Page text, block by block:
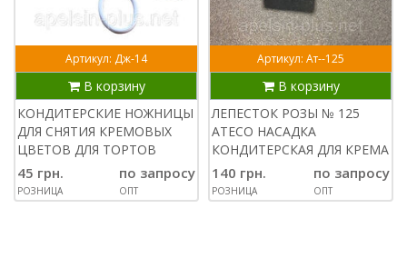
Артикул: Дж-14
В корзину
КОНДИТЕРСКИЕ НОЖНИЦЫ
ДЛЯ СНЯТИЯ КРЕМОВЫХ
ЦВЕТОВ ДЛЯ ТОРТОВ
45 грн.
РОЗНИЦА
по запросу
ОПТ
Артикул: Ат--125
В корзину
ЛЕПЕСТОК РОЗЫ № 125
ATECO НАСАДКА
КОНДИТЕРСКАЯ ДЛЯ КРЕМА
140 грн.
РОЗНИЦА
по запросу
ОПТ